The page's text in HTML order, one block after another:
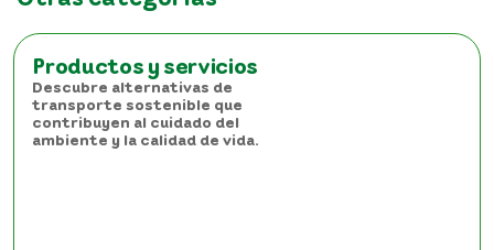
Productos y servicios
Descubre alternativas de
transporte sostenible que
contribuyen al cuidado del
ambiente y la calidad de vida.